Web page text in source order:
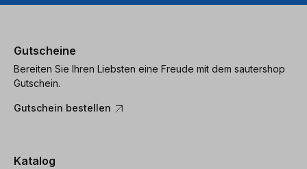
Gutscheine
Bereiten Sie Ihren Liebsten eine Freude mit dem sautershop
Gutschein.
Gutschein bestellen
Katalog